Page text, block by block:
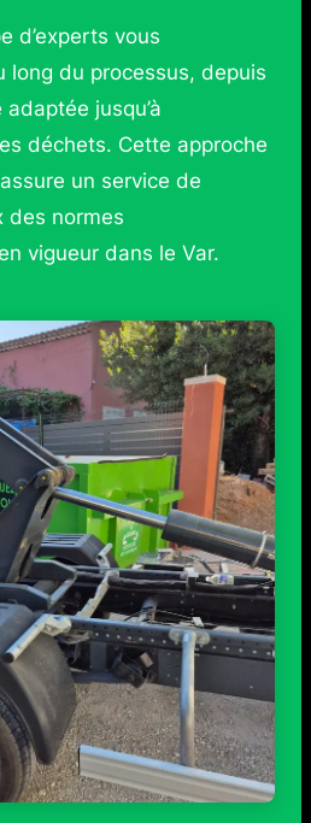
d’experts vous
long du processus, depuis
jusqu’à
déchets. Cette approche
un service de
des normes
vigueur dans le Var.